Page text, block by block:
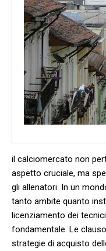
il calciomercato non
aspetto cruciale, ma
gli allenatori. In un
tanto‌ ambite quanto
licenziamento dei
fondamentale.⁢ Le
strategie di⁤ acquisto